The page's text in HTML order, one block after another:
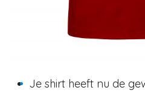
Je shirt heeft nu de